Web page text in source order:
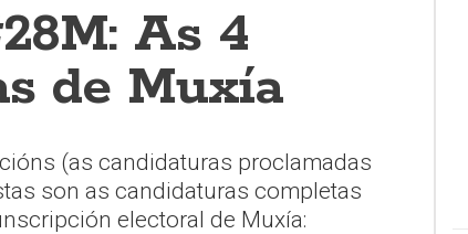
As 4
de Muxía
(as candidaturas proclamadas
son as candidaturas completas
electoral de Muxía: